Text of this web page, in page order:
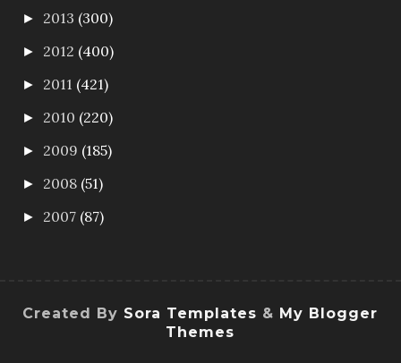
► 2013 (300)
► 2012 (400)
► 2011 (421)
► 2010 (220)
► 2009 (185)
► 2008 (51)
► 2007 (87)
Created By Sora Templates & My Blogger
Themes